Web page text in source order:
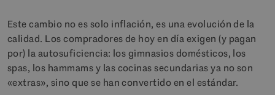
Este cambio no es solo inflación, es una evolución de la
calidad. Los compradores de hoy en día exigen (y pagan
por) la autosuficiencia: los gimnasios domésticos, los
spas, los hammams y las cocinas secundarias ya no son
«extras», sino que se han convertido en el estándar.